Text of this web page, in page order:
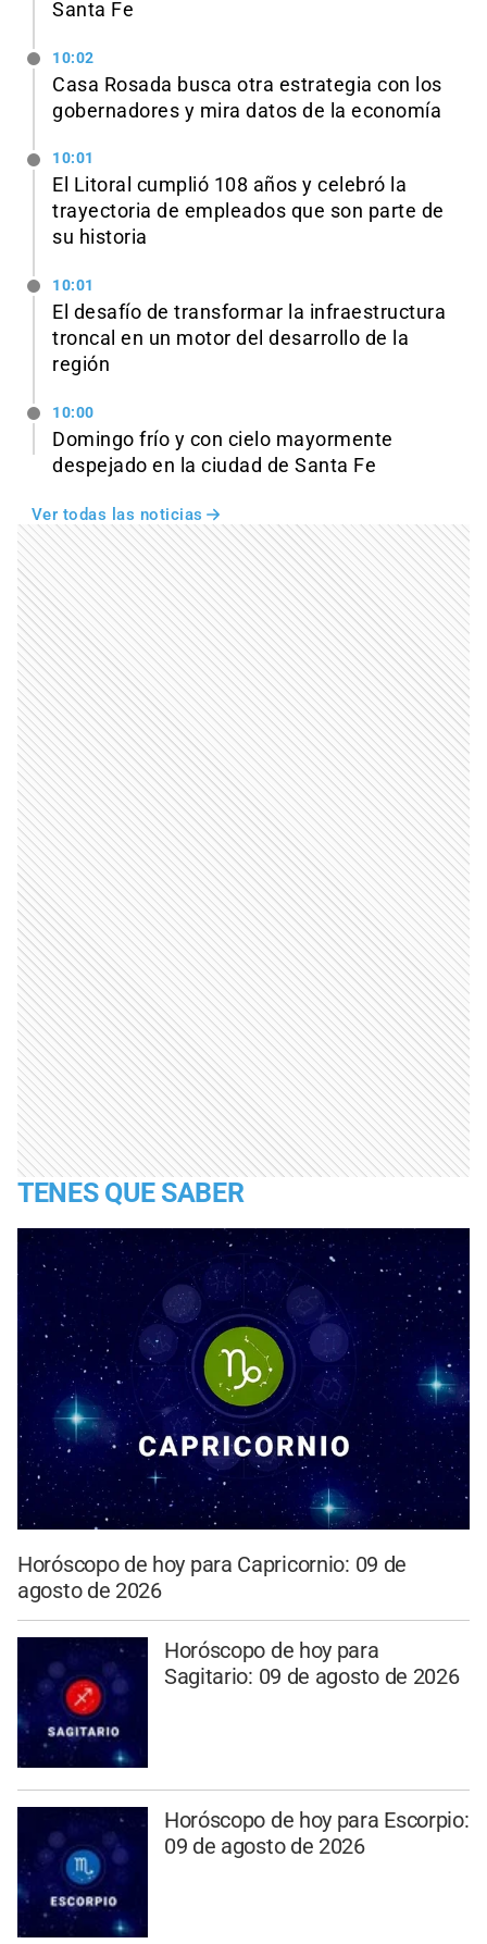
Santa Fe
10:02
Casa Rosada busca otra estrategia con los
gobernadores y mira datos de la economía
10:01
El Litoral cumplió 108 años y celebró la
trayectoria de empleados que son parte de
su historia
10:01
El desafío de transformar la infraestructura
troncal en un motor del desarrollo de la
región
10:00
Domingo frío y con cielo mayormente
despejado en la ciudad de Santa Fe
Ver todas las noticias
TENES QUE SABER
Horóscopo de hoy para Capricornio: 09 de
agosto de 2026
Horóscopo de hoy para
Sagitario: 09 de agosto de 2026
Horóscopo de hoy para Escorpio:
09 de agosto de 2026